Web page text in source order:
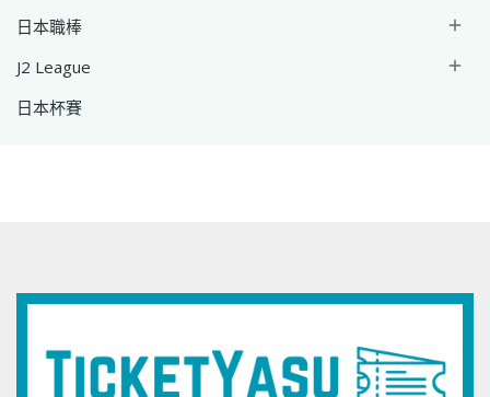
日本職棒 
J2 League 
日本杯賽